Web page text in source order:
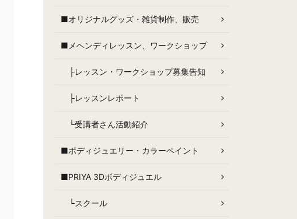
■オリジナルグッズ・雑貨制作、販売
■メヘンディレッスン、ワークショップ
├レッスン・ワークショップ募集告知
├レッスンレポート
└受講者さん活動紹介
■ボディジュエリー・カラーペイント
■PRIYA 3Dボディジュエル
└スクール